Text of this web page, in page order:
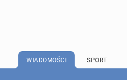
WIADOMOŚCI SPORT